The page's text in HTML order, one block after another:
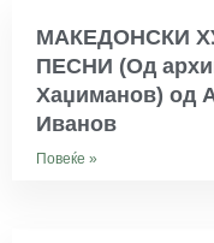
МАКЕДОНСКИ
ПЕСНИ (Од
Хаџиманов) од
Иванов
Повеќе »